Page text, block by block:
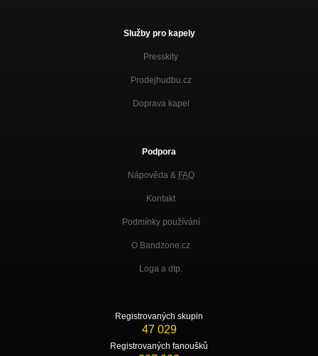
Služby pro kapely
Presskity
Prodejhudbu.cz
Doprava kapel
Podpora
Nápověda & FAQ
Kontakt
Podmínky používání
O Bandzone.cz
Loga a dtp.
Registrovaných skupin
47 029
Registrovaných fanoušků